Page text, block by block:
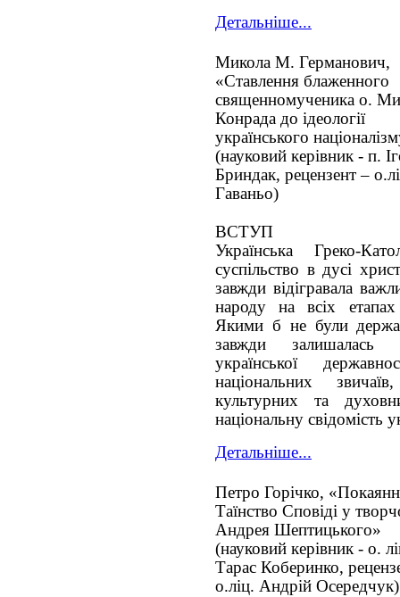
Детальніше...
Микола М. Германович,
«Ставлення блаженного
священномученика о.
Конрада до ідеології
українського
(науковий керівник - п.
Бриндак, рецензент –
Гаваньо)
ВСТУП
Українська Греко-
суспільство в дусі
завжди відігравала
народу на всіх
Якими б не були
завжди залишалась
української
національних
культурних та
національну свідомість
Детальніше...
Петро Горічко,
Таїнство Сповіді у
Андрея Шептицького»
(науковий керівник - о.
Тарас Коберинко,
о.ліц. Андрій Осередчук)